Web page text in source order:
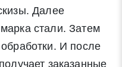
Далее
стали. Затем
И после
заказанные
данных в соответствии со
27 июля 2006 г. N 152-ФЗ
соглашаетесь на
e-mail или СМС